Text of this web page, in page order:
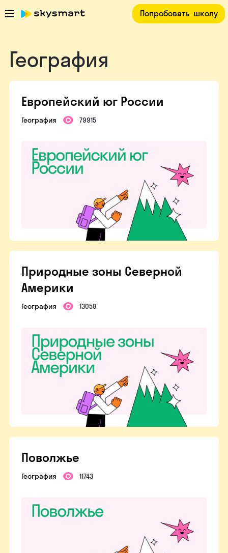
Попробовать школу
География
Европейский юг России
География 79915
Природные зоны Северной
Америки
География 13058
Поволжье
География 11743